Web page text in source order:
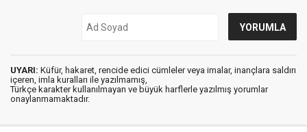
UYARI: Küfür, hakaret, rencide edici cümleler veya imalar, inançlara saldırı
içeren, imla kuralları ile yazılmamış,
Türkçe karakter kullanılmayan ve büyük harflerle yazılmış yorumlar
onaylanmamaktadır.